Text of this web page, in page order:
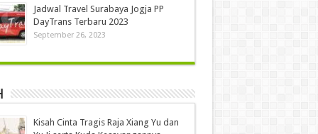
Jadwal Travel Surabaya Jogja PP
DayTrans Terbaru 2023
September 26, 2023
Kisah Cinta Tragis Raja Xiang Yu dan